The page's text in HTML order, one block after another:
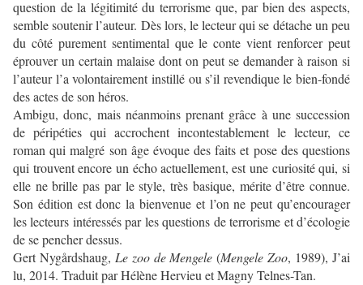
question de la légitimité du terrorisme que, par bien des aspects,
semble soutenir l’auteur. Dès lors, le lecteur qui se détache un peu
du côté purement sentimental que le conte vient renforcer peut
éprouver un certain malaise dont on peut se demander à raison si
l’auteur l’a volontairement instillé ou s’il revendique le bien-fondé
des actes de son héros.
Ambigu, donc, mais néanmoins prenant grâce à une succession
de péripéties qui accrochent incontestablement le lecteur, ce
roman qui malgré son âge évoque des faits et pose des questions
qui trouvent encore un écho actuellement, est une curiosité qui, si
elle ne brille pas par le style, très basique, mérite d’être connue.
Son édition est donc la bienvenue et l’on ne peut qu’encourager
les lecteurs intéressés par les questions de terrorisme et d’écologie
de se pencher dessus.
Gert Nygårdshaug, Le zoo de Mengele (Mengele Zoo, 1989), J’ai
lu, 2014. Traduit par Hélène Hervieu et Magny Telnes-Tan.